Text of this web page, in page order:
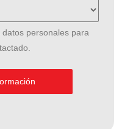
personales para